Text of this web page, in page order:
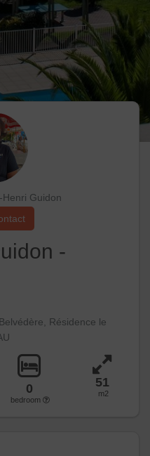
Guidon
-
Résidence le
0
bedroom
51
m2